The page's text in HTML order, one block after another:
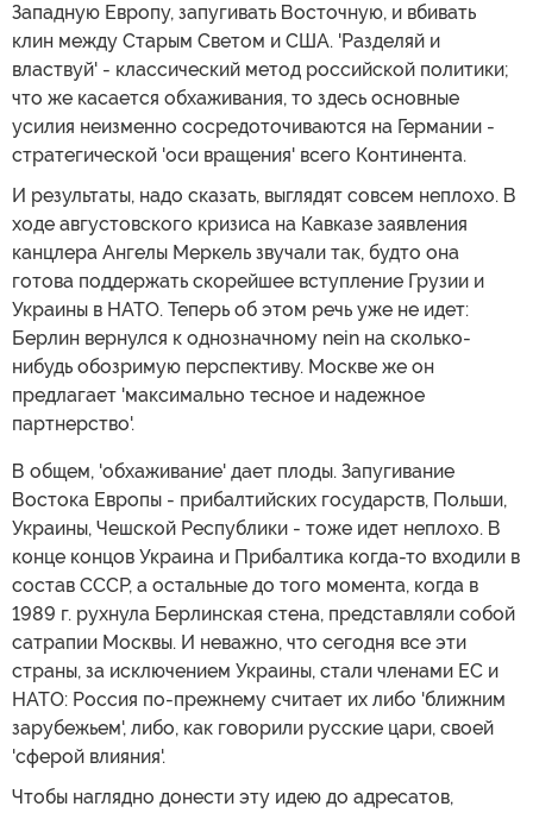
Западную Европу, запугивать Восточную, и вбивать
клин между Старым Светом и США. 'Разделяй и
властвуй' - классический метод российской политики;
что же касается обхаживания, то здесь основные
усилия неизменно сосредоточиваются на Германии -
стратегической 'оси вращения' всего Континента.
И результаты, надо сказать, выглядят совсем неплохо. В
ходе августовского кризиса на Кавказе заявления
канцлера Ангелы Меркель звучали так, будто она
готова поддержать скорейшее вступление Грузии и
Украины в НАТО. Теперь об этом речь уже не идет:
Берлин вернулся к однозначному nein на сколько-
нибудь обозримую перспективу. Москве же он
предлагает 'максимально тесное и надежное
партнерство'.
В общем, 'обхаживание' дает плоды. Запугивание
Востока Европы - прибалтийских государств, Польши,
Украины, Чешской Республики - тоже идет неплохо. В
конце концов Украина и Прибалтика когда-то входили в
состав СССР, а остальные до того момента, когда в
1989 г. рухнула Берлинская стена, представляли собой
сатрапии Москвы. И неважно, что сегодня все эти
страны, за исключением Украины, стали членами ЕС и
НАТО: Россия по-прежнему считает их либо 'ближним
зарубежьем', либо, как говорили русские цари, своей
'сферой влияния'.
Чтобы наглядно донести эту идею до адресатов,